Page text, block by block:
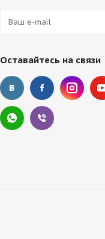
Оставайтесь на связи